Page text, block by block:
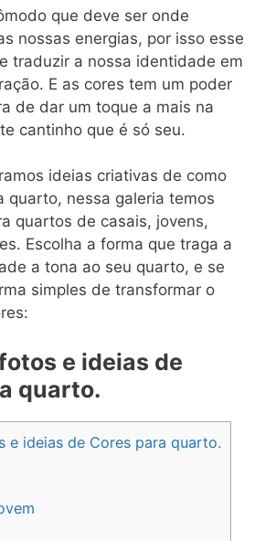
que deve ser onde
nossas energias, por isso esse
traduzir a nossa identidade em
E as cores tem um poder
de dar um toque a mais na
cantinho que é só seu.
ideias criativas de como
quarto, nessa galeria temos
quartos de casais, jovens,
Escolha a forma que traga a
a tona ao seu quarto, e se
simples de transformar o
e ideias de
quarto.
e ideias de Cores para quarto.